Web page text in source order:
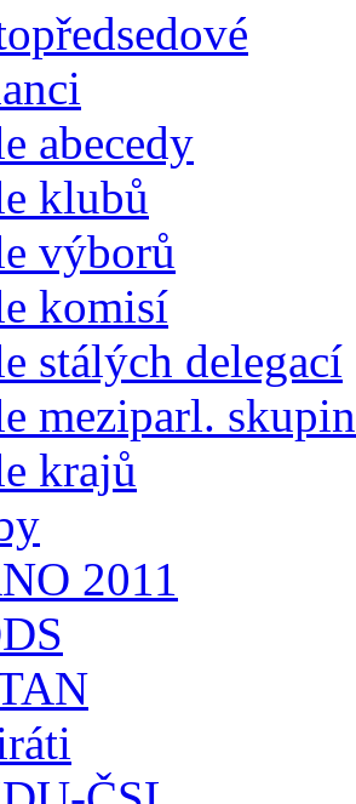
abecedy
klubů
výborů
komisí
stálých delegací
meziparl. skupin
krajů
2011